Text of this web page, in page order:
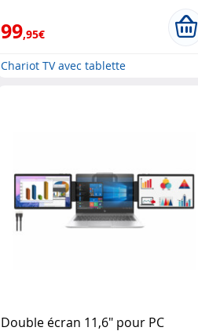
99,95€
Chariot TV avec tablette
Double écran 11,6" pour PC